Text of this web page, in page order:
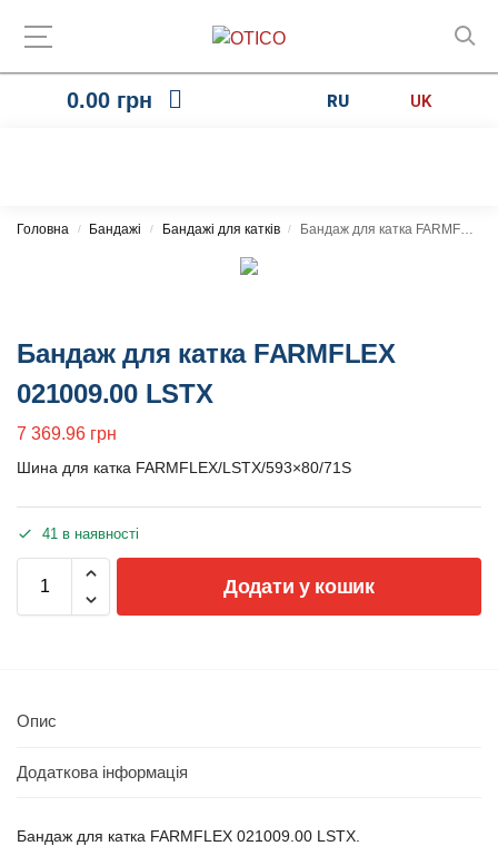
0.00 грн RU UK
Головна / Бандажі / Бандажі для катків / Бандаж для катка FARMFLEX 021009.00 LSTX
Бандаж для катка FARMFLEX
021009.00 LSTX
7 369.96 грн
Шина для катка FARMFLEX/LSTX/593×80/71S
41 в наявності
Додати у кошик
Опис
Додаткова інформація
Бандаж для катка FARMFLEX 021009.00 LSTX.